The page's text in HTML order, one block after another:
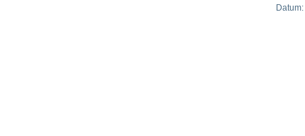
Datum: